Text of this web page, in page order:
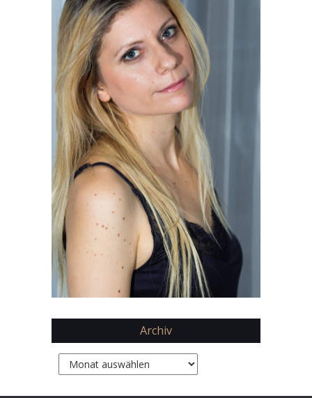
Archiv
Archiv